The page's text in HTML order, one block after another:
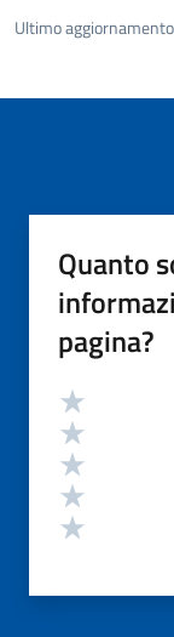
Ultimo
Quanto
pagina?
Valutazione